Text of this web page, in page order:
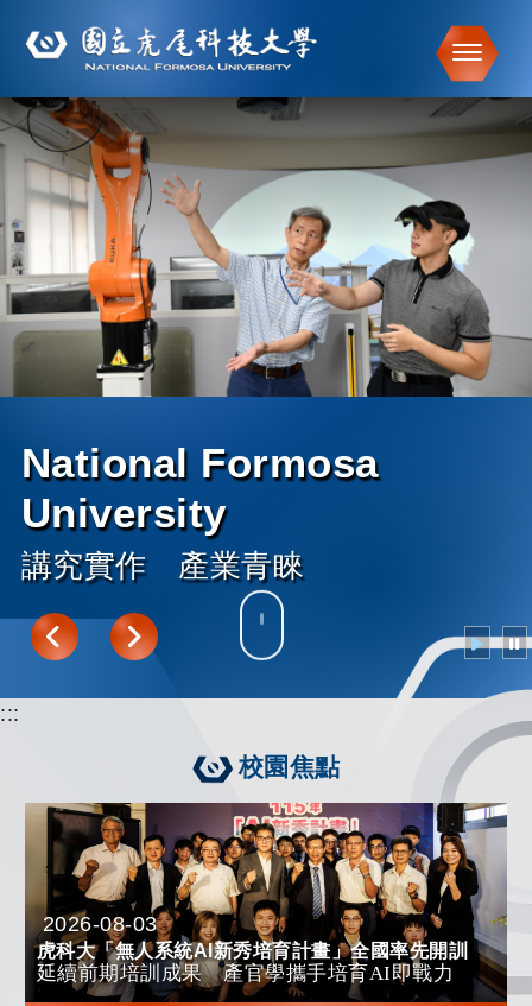
跳到主要內容
National Formosa
University
講究實作 產業青睞
往下導覽
:::
校園焦點
日期：
2026-08-03
虎科大「無人系統AI新秀培育計畫」全國率先開訓
延續前期培訓成果 產官學攜手培育AI即戰力